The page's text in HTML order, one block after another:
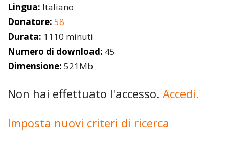
Lingua: Italiano
Donatore: 58
Durata: 1110 minuti
Numero di download: 45
Dimensione: 521Mb
Non hai effettuato l'accesso. Accedi.
Imposta nuovi criteri di ricerca